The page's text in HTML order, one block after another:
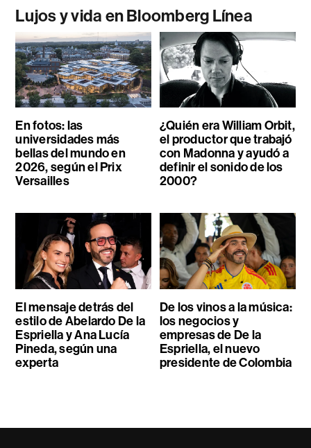
Lujos y vida en Bloomberg Línea
En fotos: las
universidades más
bellas del mundo en
2026, según el Prix
Versailles
¿Quién era William Orbit,
el productor que trabajó
con Madonna y ayudó a
definir el sonido de los
2000?
El mensaje detrás del
estilo de Abelardo De la
Espriella y Ana Lucía
Pineda, según una
experta
De los vinos a la música:
los negocios y
empresas de De la
Espriella, el nuevo
presidente de Colombia